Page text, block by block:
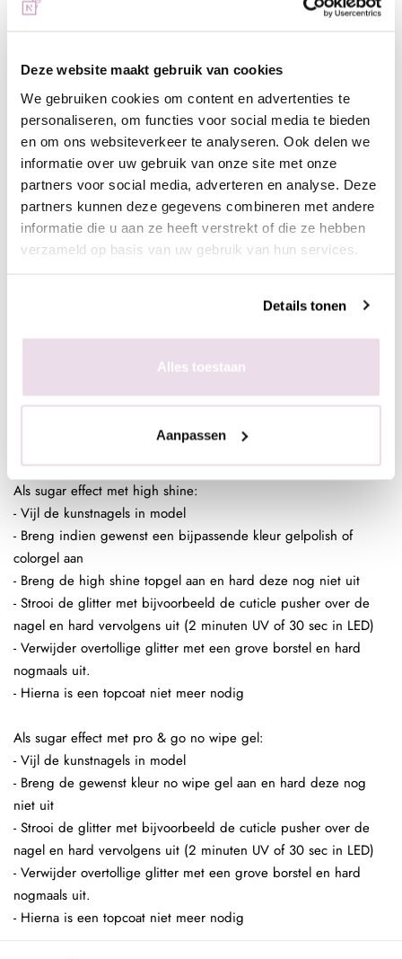
Deze website maakt gebruik van cookies
We gebruiken cookies om content en advertenties te
personaliseren, om functies voor social media te bieden
en om ons websiteverkeer te analyseren. Ook delen we
informatie over uw gebruik van onze site met onze
partners voor social media, adverteren en analyse. Deze
partners kunnen deze gegevens combineren met andere
informatie die u aan ze heeft verstrekt of die ze hebben
verzameld op basis van uw gebruik van hun services.
Details tonen
Alles toestaan
Aanpassen
base/top of next top, kunstnagels high shine, glossy top of next
kleurbehoud van de glitter)
- Bereid de natuurlijke nagel voor door de glans te verwijderen,
dehydrateren met magic prep en de ultrabond aan te brengen
- Breng de rubber base, superbond base gel, of Be Jeweled
base/top aan
- Pak met de fluffy brush een kleine hoeveelheid glitters op en
poets deze in de plaklaag van de gelpolish.
- Aflakken met topcoat (voor de natuurlijke nagels Be Jeweled
Als sugar effect met high shine:
- Vijl de kunstnagels in model
- Breng indien gewenst een bijpassende kleur gelpolish of
colorgel aan
- Breng de high shine topgel aan en hard deze nog niet uit
- Strooi de glitter met bijvoorbeeld de cuticle pusher over de
nagel en hard vervolgens uit (2 minuten UV of 30 sec in LED)
- Verwijder overtollige glitter met een grove borstel en hard
nogmaals uit.
- Hierna is een topcoat niet meer nodig
Als sugar effect met pro & go no wipe gel:
- Vijl de kunstnagels in model
- Breng de gewenst kleur no wipe gel aan en hard deze nog
niet uit
- Strooi de glitter met bijvoorbeeld de cuticle pusher over de
nagel en hard vervolgens uit (2 minuten UV of 30 sec in LED)
- Verwijder overtollige glitter met een grove borstel en hard
nogmaals uit.
- Hierna is een topcoat niet meer nodig